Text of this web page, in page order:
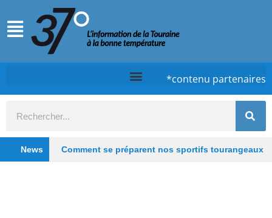
*contenu partenaires
News Comment se préparent nos sportifs tourangeaux